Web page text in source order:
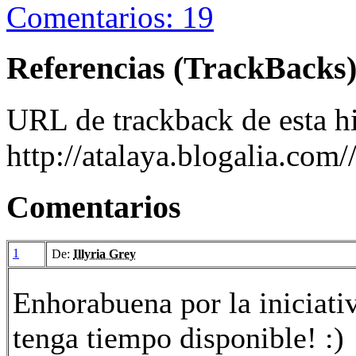
Comentarios: 19
Referencias (TrackBacks)
URL de trackback de esta
http://
Comentarios
1 De: Illyria Grey
Enhorabuena por la
tenga tiempo disponible! :)